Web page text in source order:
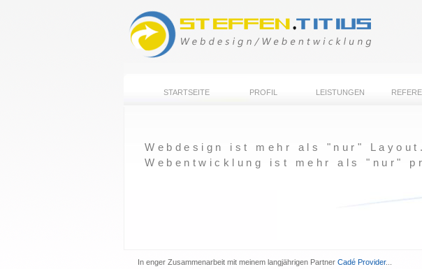
STARTSEITE PROFIL LEISTUNGEN
Webdesign ist mehr als "nur" Layout.
Webentwicklung ist mehr als "nur"
In enger Zusammenarbeit mit meinem langjährigen Partner Cadé Provider...